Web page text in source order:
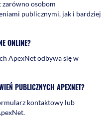
zarówno osobom
publicznymi, jak i bardziej
ONLINE?
ApexNet odbywa się w
PUBLICZNYCH APEXNET?
kontaktowy lub